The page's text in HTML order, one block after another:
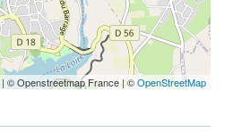
| © Openstreetmap France | ©OpenStreetMap